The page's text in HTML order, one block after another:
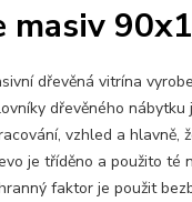
masiv
dřevěná vitrína
dřevěného
vzhled a hlavně,
je tříděno a použito té
faktor je použit